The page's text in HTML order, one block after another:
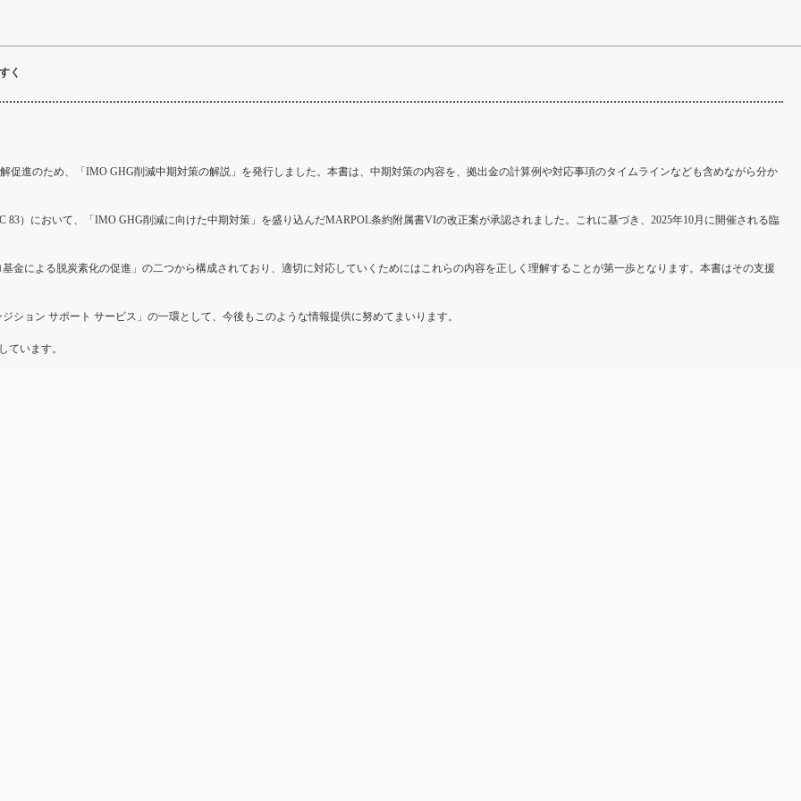
く
促進のため、「IMO GHG削減中期対策の解説」を発行しました。本書は、中期対策の内容を、拠出金の計算例や対応事項のタイムラインなども含めながら分か
）において、「IMO GHG削減に向けた中期対策」を盛り込んだMARPOL条約附属書VIの改正案が承認されました。これに基づき、2025年10月に開催される臨
金による脱炭素化の促進」の二つから構成されており、適切に対応していくためにはこれらの内容を正しく理解することが第一歩となります。本書はその支援
ション サポート サービス」の一環として、今後もこのような情報提供に努めてまいります。
ています。